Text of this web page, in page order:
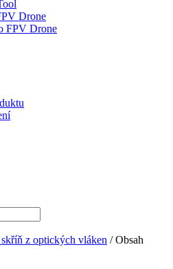
Drone
z optických vláken / Obsah